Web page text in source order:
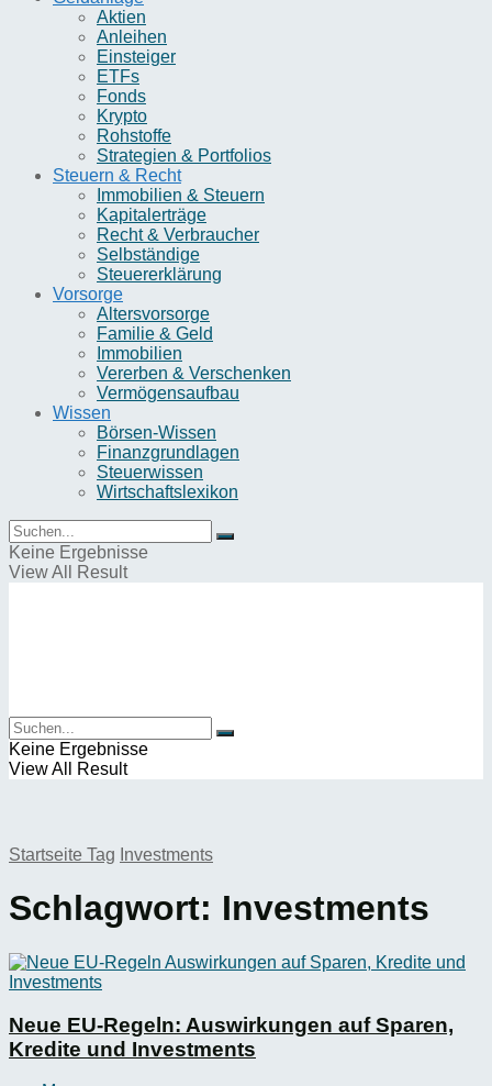
Aktien
Anleihen
Einsteiger
ETFs
Fonds
Krypto
Rohstoffe
Strategien & Portfolios
Steuern & Recht
Immobilien & Steuern
Kapitalerträge
Recht & Verbraucher
Selbständige
Steuererklärung
Vorsorge
Altersvorsorge
Familie & Geld
Immobilien
Vererben & Verschenken
Vermögensaufbau
Wissen
Börsen-Wissen
Finanzgrundlagen
Steuerwissen
Wirtschaftslexikon
Keine Ergebnisse
View All Result
Keine Ergebnisse
View All Result
Startseite Tag Investments
Schlagwort: Investments
Neue EU-Regeln: Auswirkungen auf Sparen,
Kredite und Investments